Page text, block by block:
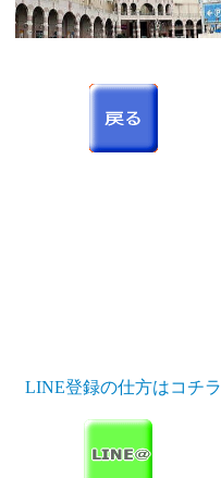
LINE登録の仕方はコチラ